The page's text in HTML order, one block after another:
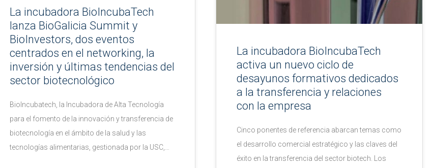
La incubadora BioIncubaTech
lanza BioGalicia Summit y
BioInvestors, dos eventos
centrados en el networking, la
inversión y últimas tendencias del
sector biotecnológico
BioIncubatech, la Incubadora de Alta Tecnología
para el fomento de la innovación y transferencia de
biotecnología en el ámbito de la salud y las
tecnologías alimentarias, gestionada por la USC,…
La incubadora BioIncubaTech
activa un nuevo ciclo de
desayunos formativos dedicados
a la transferencia y relaciones
con la empresa
Cinco ponentes de referencia abarcan temas como
el desarrollo comercial estratégico y las claves del
éxito en la transferencia del sector biotech. Los